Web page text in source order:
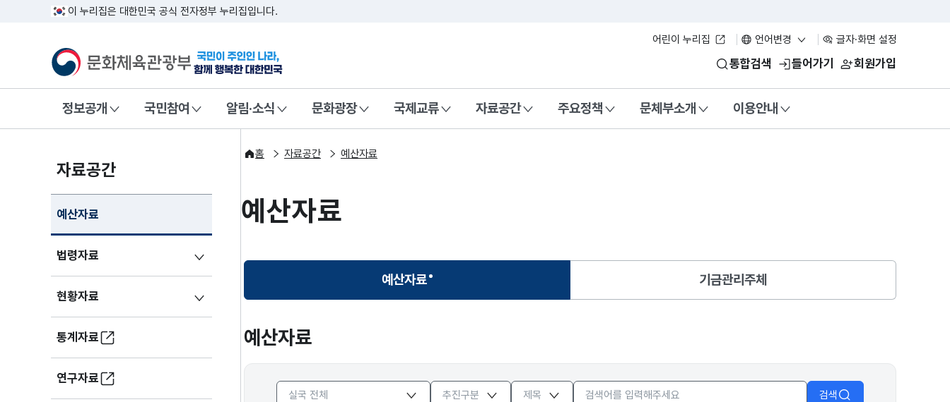
이 누리집은 대한민국 공식 전자정부 누리집입니다.
어린이 누리집 언어변경 글자·화면 설정
문화체육관광부국민이 주인인 나라, 함께 행복한 대한민국 통합검색 들어가기 회원가입
정보공개 국민참여 알림·소식 문화광장 국제교류 자료공간 주요정책 문체부소개 이용안내
자료공간
예산자료
법령자료
현황자료
통계자료
연구자료
홈 자료공간 예산자료
예산자료
예산자료
선택됨
기금관리주체
예산자료
검색